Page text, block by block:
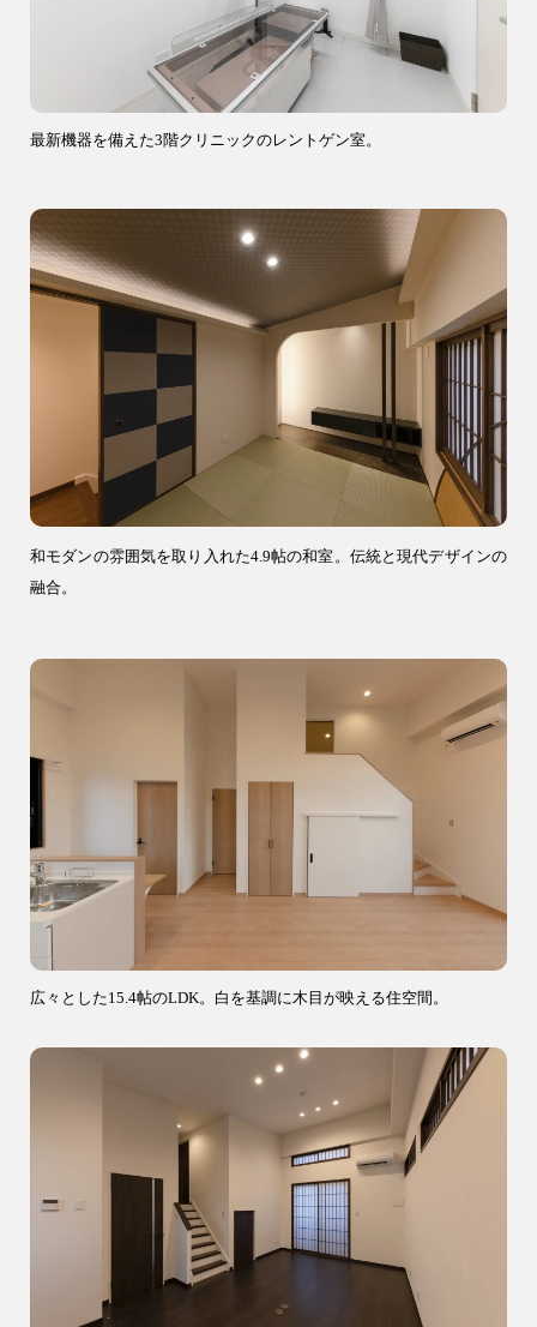
最新機器を備えた3階クリニックのレントゲン室。
和モダンの雰囲気を取り入れた4.9帖の和室。伝統と現代デザインの
融合。
広々とした15.4帖のLDK。白を基調に木目が映える住空間。
0120-37-7611
アフターメンテナンス
事業用
04-2968-5522